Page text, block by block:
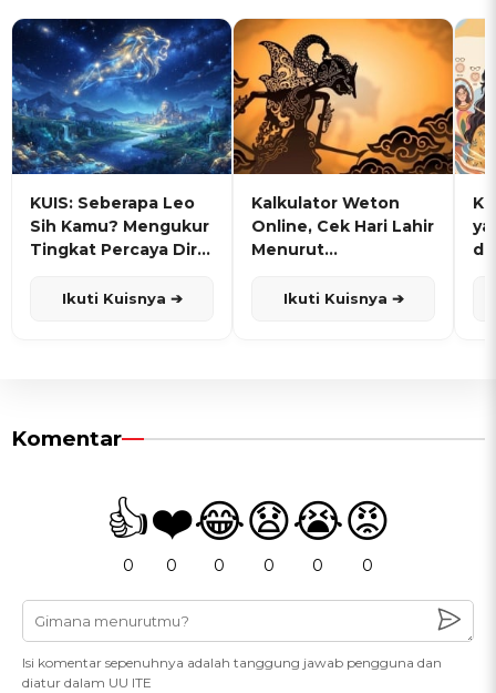
KUIS: Seberapa Leo
Sih Kamu? Mengukur
Tingkat Percaya Diri
Ikuti Kuisnya ➔
Kalkulator Weton
Online, Cek Hari Lahir
Menurut
Ikuti Kuisnya ➔
Komentar
👍
0
❤️
0
😂
0
😧
0
😭
0
😡
0
Isi komentar sepenuhnya adalah tanggung jawab pengguna dan
diatur dalam UU ITE